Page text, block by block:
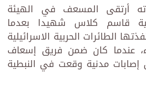
أرتقى المسعف في الهيئة
قاسم كلاس شهيدا بعدما
الطائرات الحربية الاسرائيلية
عندما كان ضمن فريق إسعاف
مدنية وقعت في النبطية